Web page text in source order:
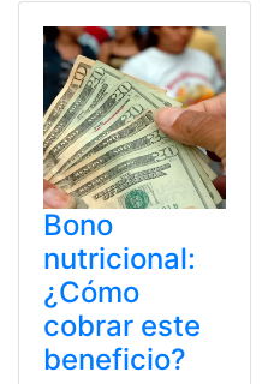
Bono
nutricional:
¿Cómo
cobrar este
beneficio?